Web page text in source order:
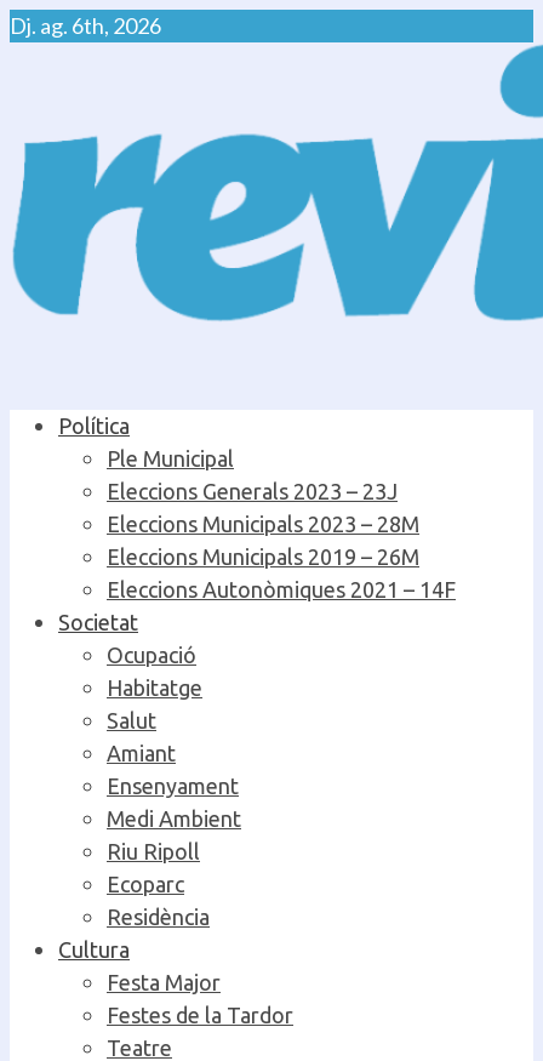
Skip
Dj. ag. 6th, 2026
PrimaryPolítica
Ple Municipal
Eleccions Generals 2023 – 23J
Eleccions Municipals 2023 – 28M
Eleccions Municipals 2019 – 26M
Eleccions Autonòmiques 2021 – 14F
Societat
Ocupació
Habitatge
Salut
Amiant
Ensenyament
Medi Ambient
Riu Ripoll
Ecoparc
Residència
Cultura
Festa Major
Festes de la Tardor
Teatre